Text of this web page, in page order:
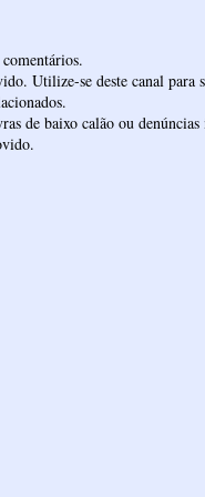
Utilize-se deste canal para
de baixo calão ou